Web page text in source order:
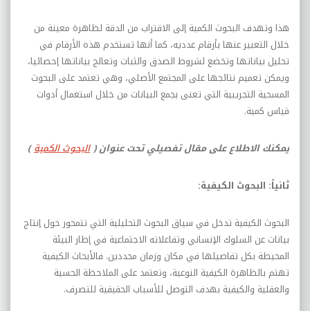
هذا وتهدف البحوث الكمية إلى الاقتراب من الدقة لظاهرة معينة من
خلال التعبير عنها بأرقام عدديه، كما أنها تستخدم هذه الأرقام في
تحليل بياناتها وتخضع لشروط الصدق والثبات وتعالج بياناتها إحصائيا،
ويمكن تعميم نتائجها على المجتمع الأصلي، وهي تعتمد على البحوث
المسحية التجريبية التي تعنى بجمع البيانات من خلال استعمال أدوات
قياس كمية.
يمكنك الاطلاع على مقال تفصيلي تحت عنوان ( البحوث الكمية )
ثانياً: البحوث الكيفية:
البحوث الكيفية تدخل في سياق البحوث التحليلية التي تتمحور حول إنتاج
بيانات عن السلوك الإنساني وتفاعلاته الاجتماعية في إطار البيئة
المحيطة بكل تفاصيلها في مكان وزمان محددين. فالأبحاث الكيفية
تهتم بالظاهرة الكيفية النوعية، وتعتمد على الملاحظة الحسية
والعقلية والكيفية بهدف التوصل للأسباب الحقيقية للتصرف.